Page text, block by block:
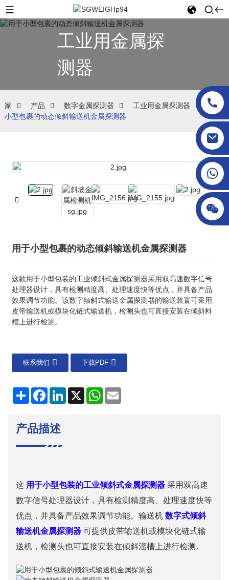
工业用金属探
测器
家 产品 数字金属探测器 工业用金属探测器
用于
小型包裹的动态倾斜输送机金属探测器
用于小型包裹的动态倾斜输送机金属探测器
这款用于小型包装的工业倾斜式金属探测器采用双高速数字信号
处理器设计，具有检测精度高、处理速度快等优点，并具备产品
效果调节功能。该数字倾斜式输送金属探测器的输送装置可采用
皮带输送机或模块化链式输送机，检测头也可直接安装在倾斜料
槽上进行检测。
联系我们 下载PDF
分
享
FacebookLinkedIn
X WhatsApp
电
产品描述
这 用于小型包装的工业倾斜式金属探测器采用双高速
数字信号处理器设计，具有检测精度高、处理速度快等
优点，并具备产品效果调节功能。输送机 数字式倾斜
输送机金属探测器可提供皮带输送机或模块化链式输
送机，检测头也可直接安装在倾斜溜槽上进行检测。